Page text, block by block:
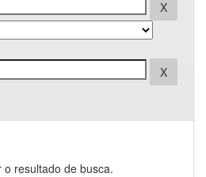
resultado de busca.